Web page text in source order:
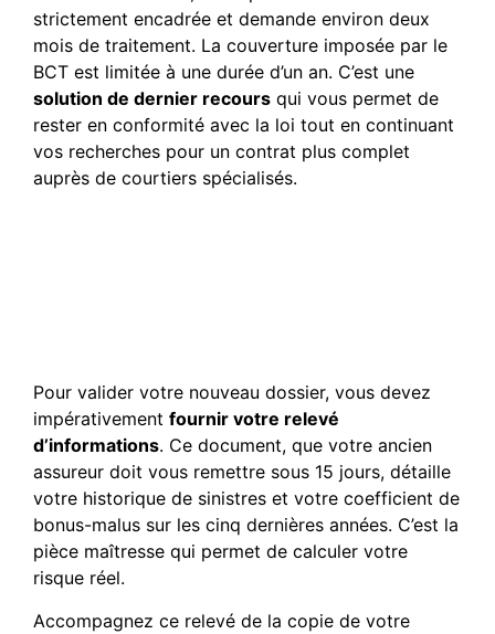
strictement encadrée et demande environ deux
mois de traitement. La couverture imposée par le
BCT est limitée à une durée d’un an. C’est une
solution de dernier recours qui vous permet de
rester en conformité avec la loi tout en continuant
vos recherches pour un contrat plus complet
auprès de courtiers spécialisés.
Pour valider votre nouveau dossier, vous devez
impérativement fournir votre relevé
d’informations. Ce document, que votre ancien
assureur doit vous remettre sous 15 jours, détaille
votre historique de sinistres et votre coefficient de
bonus-malus sur les cinq dernières années. C’est la
pièce maîtresse qui permet de calculer votre
risque réel.
Accompagnez ce relevé de la copie de votre